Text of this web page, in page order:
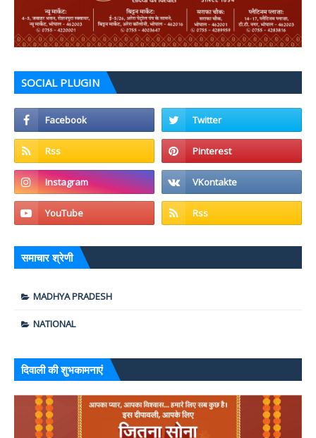
SOCIAL PLUGIN
समाचार श्रेणी
MADHYA PRADESH
NATIONAL
दिवाली की शुभकामनाएं